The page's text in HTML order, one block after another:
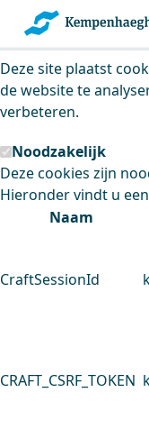
cookies
Deze site plaatst
de website te
verbeteren.
Noodzakelijk
Deze cookies zijn
Hieronder vindt u
Naam
CraftSessionId
CRAFT_CSRF_TOKEN